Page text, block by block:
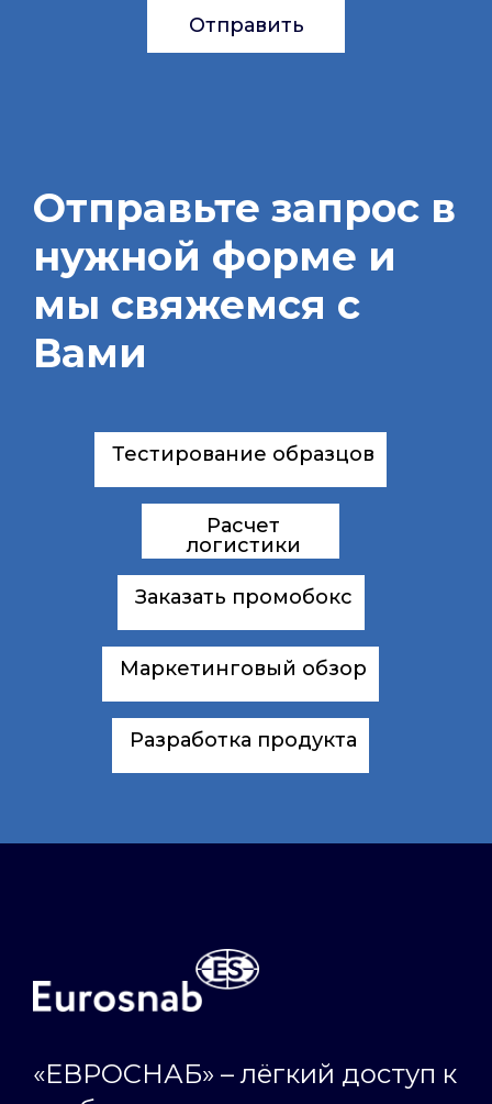
Отправить
Отправьте запрос в
нужной форме и
мы свяжемся с
Вами
Тестирование образцов
Расчет
логистики
Заказать промобокс
Маркетинговый обзор
Разработка продукта
«ЕВРОСНАБ» – лёгкий доступ к